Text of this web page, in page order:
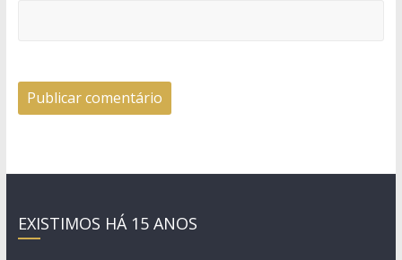
EXISTIMOS HÁ 15 ANOS